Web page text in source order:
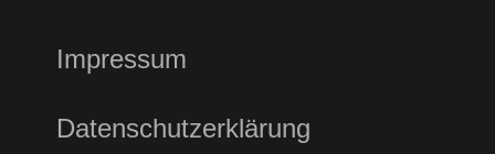
Impressum
Datenschutzerklärung